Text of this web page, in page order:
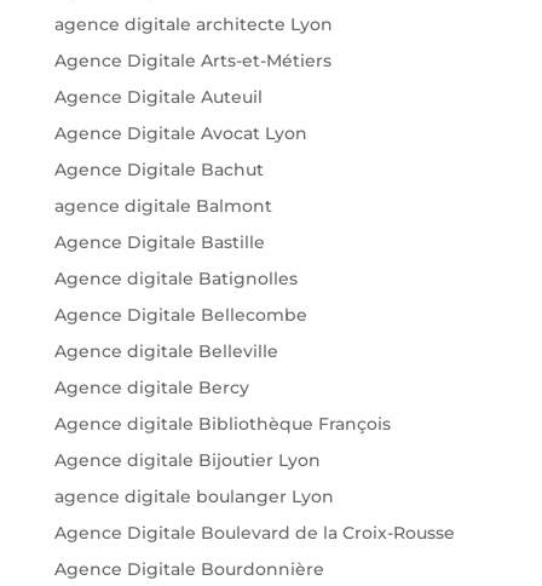
agence digitale architecte Lyon
Agence Digitale Arts-et-Métiers
Agence Digitale Auteuil
Agence Digitale Avocat Lyon
Agence Digitale Bachut
agence digitale Balmont
Agence Digitale Bastille
Agence digitale Batignolles
Agence Digitale Bellecombe
Agence digitale Belleville
Agence digitale Bercy
Agence digitale Bibliothèque François
Agence digitale Bijoutier Lyon
agence digitale boulanger Lyon
Agence Digitale Boulevard de la Croix-Rousse
Agence Digitale Bourdonnière